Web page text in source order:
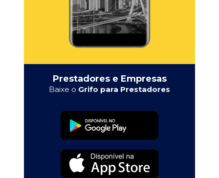
Prestadores e Empresas
Baixe o Grifo para Prestadores